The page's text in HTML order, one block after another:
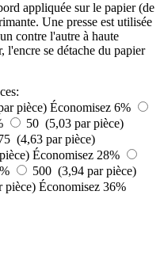
appliquée sur le papier (de
Une presse est utilisée
contre l'autre à haute
l'encre se détache du papier
pièce) Économisez 6%
50 (5,03 par pièce)
(4,63 par pièce)
Économisez 28%
500 (3,94 par pièce)
pièce) Économisez 36%